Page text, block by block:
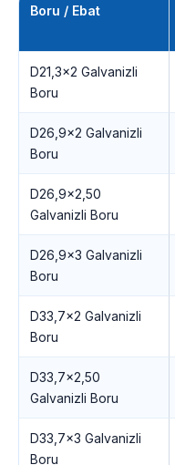
Boru / Ebat
D21,3×2 Galvanizli
Boru
D26,9×2 Galvanizli
Boru
D26,9×2,50
Galvanizli Boru
D26,9×3 Galvanizli
Boru
D33,7×2 Galvanizli
Boru
D33,7×2,50
Galvanizli Boru
D33,7×3 Galvanizli
Boru